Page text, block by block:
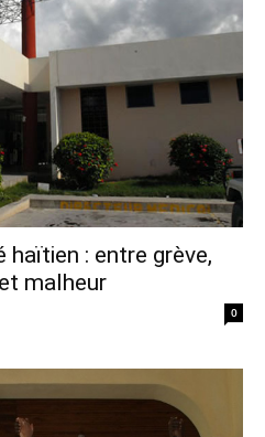
: entre grève,
malheur
0